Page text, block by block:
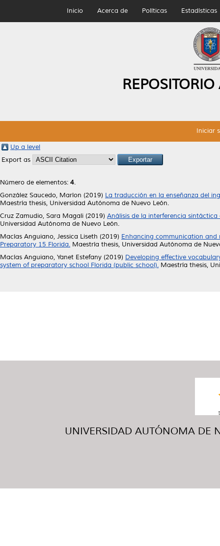
Inicio Acerca de Políticas Estadísticas
Iniciar
Up a level
Export as
Número de elementos: 4.
González Saucedo, Marlon (2019) La traducción en la enseñanza del
Maestría thesis, Universidad Autónoma de Nuevo León.
Cruz Zamudio, Sara Magali (2019) Análisis de la interferencia
Universidad Autónoma de Nuevo León.
Macías Anguiano, Jessica Liseth (2019) Enhancing communication and
Preparatory 15 Florida. Maestría thesis, Universidad Autónoma de
Macías Anguiano, Yanet Estefany (2019) Developing effective
system of preparatory school Florida (public school). Maestría thesis,
UNIVERSIDAD AUTÓNOMA DE